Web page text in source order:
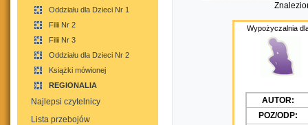
Oddziału dla Dzieci Nr 1
Filii Nr 2
Filii Nr 3
Oddziału dla Dzieci Nr 2
Książki mówionej
REGIONALIA
Najlepsi czytelnicy
Lista przebojów
Wypożyczalnia
AUTOR:
POZ/ODP: